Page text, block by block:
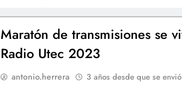
Maratón de transmisiones se
Radio Utec 2023
antonio.herrera 3 años desde que se envió